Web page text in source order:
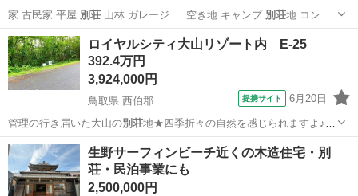
家 古民家 平屋 別荘山林 ガレージ … 空き地 キャンプ 別荘地 コンテ
ナ 初期…
静岡 富士市 土地販売/土地売買 初期
ロイヤルシティ大山リゾート内 E-25
392.4万円
3,924,000円
鳥取県 西伯郡 提携サイト 6月20日
管理の行き届いた大山の別荘地★四季折々の自然を感じられますよ♪
…鳥取 西伯郡 土地販売/土地売買
生野サーフィンビーチ近くの木造住宅・別
荘・民泊事業にも
2,500,000円